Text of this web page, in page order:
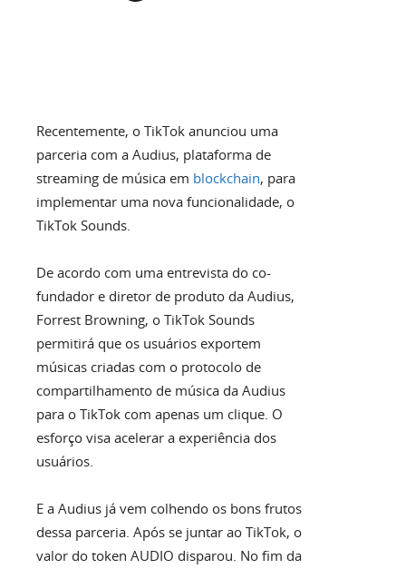
Recentemente, o TikTok anunciou uma
parceria com a Audius, plataforma de
streaming de música em blockchain, para
implementar uma nova funcionalidade, o
TikTok Sounds.
De acordo com uma entrevista do co-
fundador e diretor de produto da Audius,
Forrest Browning, o TikTok Sounds
permitirá que os usuários exportem
músicas criadas com o protocolo de
compartilhamento de música da Audius
para o TikTok com apenas um clique. O
esforço visa acelerar a experiência dos
usuários.
E a Audius já vem colhendo os bons frutos
dessa parceria. Após se juntar ao TikTok, o
valor do token AUDIO disparou. No fim da